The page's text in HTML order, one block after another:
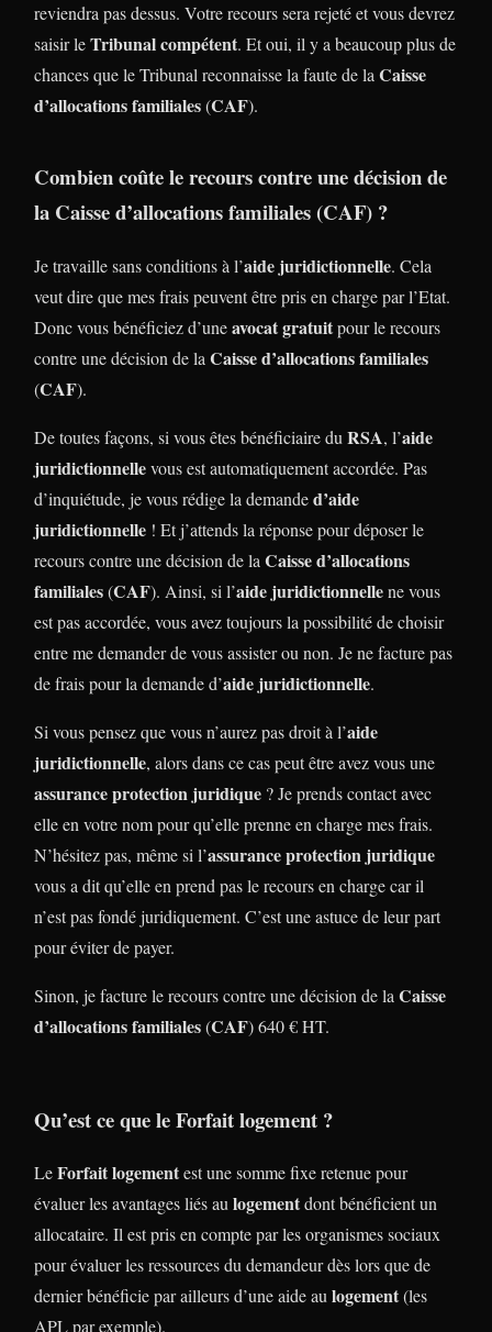
reviendra pas dessus. Votre recours sera rejeté et vous devrez
saisir leTribunal compétent. Et oui, il y a beaucoup plus de
chances que le Tribunal reconnaisse la faute de la Caisse
d’allocations familiales(CAF).
Combien coûte le recours contre une décision de
la Caisse d’allocations familiales (CAF) ?
Je travaille sans conditions à l’aide juridictionnelle. Cela
veut dire que mes frais peuvent être pris en charge par l’Etat.
Donc vous bénéficiez d’uneavocat gratuitpour le recours
contre une décision de la Caisse d’allocations familiales
(CAF).
De toutes façons, si vous êtes bénéficiaire du RSA, l’aide
juridictionnellevous est automatiquement accordée. Pas
d’inquiétude, je vous rédige la demanded’aide
juridictionnelle ! Et j’attends la réponse pour déposer le
recours contre une décision de la Caisse d’allocations
familiales(CAF). Ainsi, si l’aide juridictionnellene vous
est pas accordée, vous avez toujours la possibilité de choisir
entre me demander de vous assister ou non. Je ne facture pas
de frais pour la demande d’aide juridictionnelle.
Si vous pensez que vous n’aurez pas droit à l’aide
juridictionnelle, alors dans ce cas peut être avez vous une
assurance protection juridique ? Je prends contact avec
elle en votre nom pour qu’elle prenne en charge mes frais.
N’hésitez pas, même si l’assurance protection juridique
vous a dit qu’elle en prend pas le recours en charge car il
n’est pas fondé juridiquement. C’est une astuce de leur part
pour éviter de payer.
Sinon, je facture le recours contre une décision de la Caisse
d’allocations familiales(CAF) 640 € HT.
Qu’est ce que le Forfait logement ?
LeForfait logementest une somme fixe retenue pour
évaluer les avantages liés aulogementdont bénéficient un
allocataire. Il est pris en compte par les organismes sociaux
pour évaluer les ressources du demandeur dès lors que de
dernier bénéficie par ailleurs d’une aide aulogement(les
APL par exemple).